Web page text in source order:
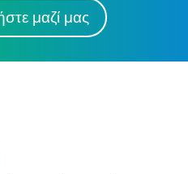
μαζί μας